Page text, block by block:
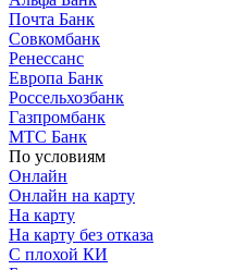
Почта Банк
Совкомбанк
Ренессанс
Европа Банк
Россельхозбанк
Газпромбанк
МТС Банк
По условиям
Онлайн
Онлайн на карту
На карту
На карту без отказа
С плохой КИ